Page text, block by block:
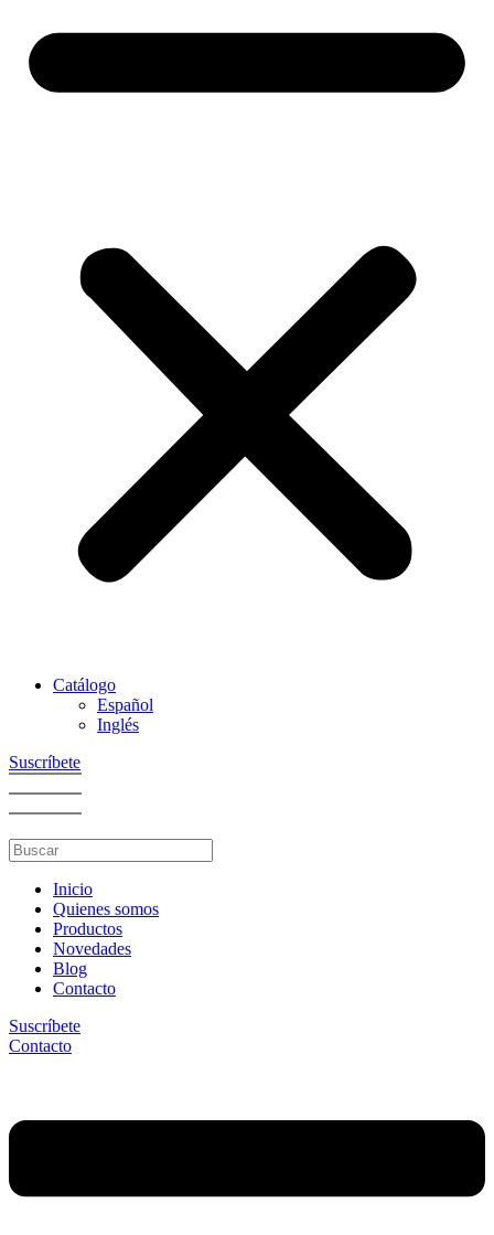
Catálogo
Español
Inglés
Suscríbete
Inicio
Quienes somos
Productos
Novedades
Blog
Contacto
Suscríbete
Contacto